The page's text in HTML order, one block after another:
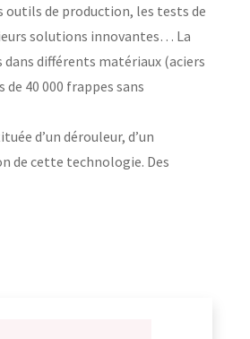
outils de production, les tests de
solutions innovantes… La
dans différents matériaux (aciers
de 40 000 frappes sans
d’un dérouleur, d’un
de cette technologie. Des